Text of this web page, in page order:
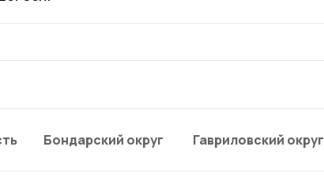
Бондарский округ Гавриловский округ